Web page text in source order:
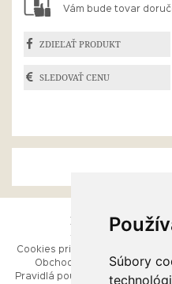
Súbory
Vám bude tovar
ZDIEĽAŤ PRODUKT
SLEDOVAŤ CENU
ESHOP
Cookies pri prezeraní stránok
Obchodné podmienky
Pravidlá používania webových